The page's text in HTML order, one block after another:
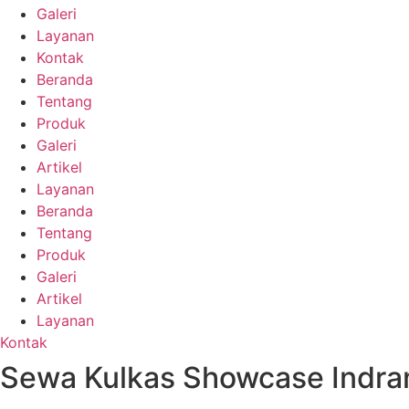
Galeri
Layanan
Kontak
Beranda
Tentang
Produk
Galeri
Artikel
Layanan
Beranda
Tentang
Produk
Galeri
Artikel
Layanan
Kontak
Sewa Kulkas Showcase